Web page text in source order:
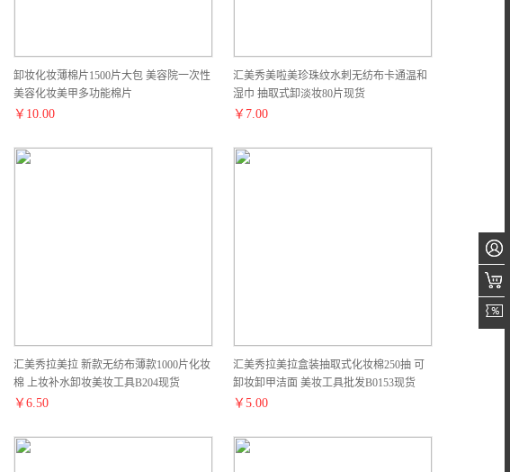
卸妆化妆薄棉片1500片大包 美容院一次性
美容化妆美甲多功能棉片
￥ 10.00
汇美秀美啦美珍珠纹水刺无纺布卡通温和
湿巾 抽取式卸淡妆80片现货
￥ 7.00
汇美秀拉美拉 新款无纺布薄款1000片化妆
棉 上妆补水卸妆美妆工具B204现货
￥ 6.50
汇美秀拉美拉盒装抽取式化妆棉250抽 可
卸妆卸甲洁面 美妆工具批发B0153现货
￥ 5.00